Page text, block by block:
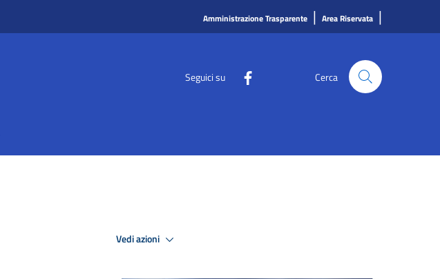
Amministrazione Trasparente | Area Riservata |
Seguici su Cerca
Vedi azioni